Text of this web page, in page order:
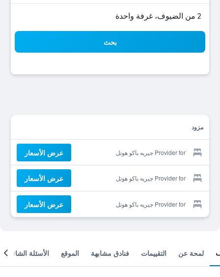
2 من الضيوف، غرفة واحدة
بحث
مزود
Provider for جيريه باكو هوتل عرض الأسعار
Provider for جيريه باكو هوتل عرض الأسعار
Provider for جيريه باكو هوتل عرض الأسعار
لمحة عن التقييمات فنادق مشابهة الموقع الأسئلة الشائعة